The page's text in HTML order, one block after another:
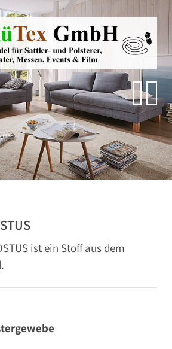
springen
ist ein Stoff aus dem
SteRüTex
& Persenningstoffe
um die Persenning